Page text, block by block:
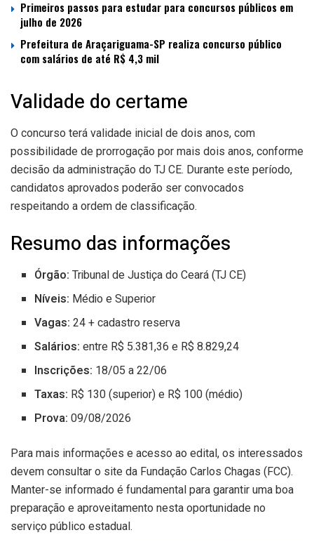
Primeiros passos para estudar para concursos públicos em
julho de 2026
Prefeitura de Araçariguama-SP realiza concurso público
com salários de até R$ 4,3 mil
Validade do certame
O concurso terá validade inicial de dois anos, com
possibilidade de prorrogação por mais dois anos, conforme
decisão da administração do TJ CE. Durante este período,
candidatos aprovados poderão ser convocados
respeitando a ordem de classificação.
Resumo das informações
Órgão: Tribunal de Justiça do Ceará (TJ CE)
Níveis: Médio e Superior
Vagas: 24 + cadastro reserva
Salários: entre R$ 5.381,36 e R$ 8.829,24
Inscrições: 18/05 a 22/06
Taxas: R$ 130 (superior) e R$ 100 (médio)
Prova: 09/08/2026
Para mais informações e acesso ao edital, os interessados
devem consultar o site da Fundação Carlos Chagas (FCC).
Manter-se informado é fundamental para garantir uma boa
preparação e aproveitamento nesta oportunidade no
serviço público estadual.